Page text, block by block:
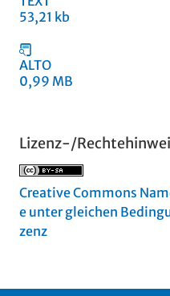
53,21 kb
ALTO
0,99 MB
Lizenz-/
Creative Commons
e unter gleichen
zenz